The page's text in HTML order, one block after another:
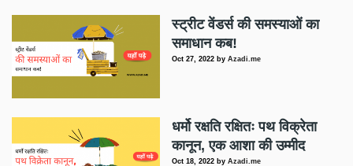
स्ट्रीट वेंडर्स की समस्याओं का
समाधान कब!
Oct 27, 2022 byAzadi.me
धर्मो रक्षति रक्षितः पथ विक्रेता
कानून, एक आशा की उम्मीद
Oct 18, 2022 byAzadi.me